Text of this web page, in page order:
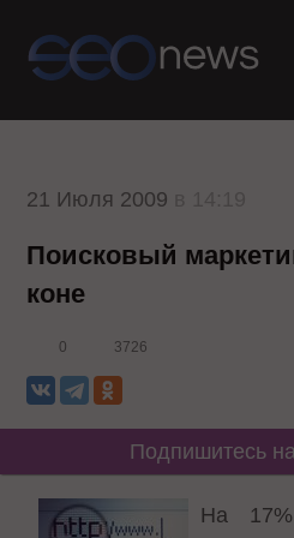
21 Июля 2009
Поисковый
коне
0 3726
Подпишитесь
На